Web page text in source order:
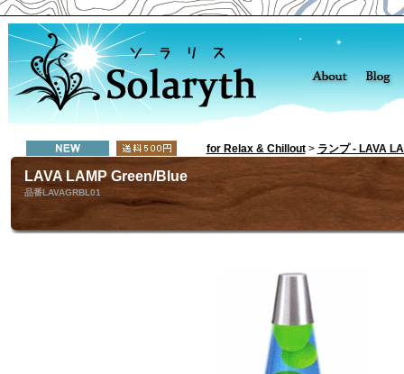
for Relax & Chillout> ランプ - LAVA
LAVA LAMP Green/Blue
品番LAVAGRBL01